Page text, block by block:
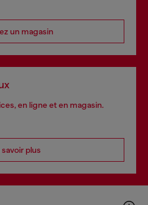
un magasin
en ligne et en magasin.
savoir plus